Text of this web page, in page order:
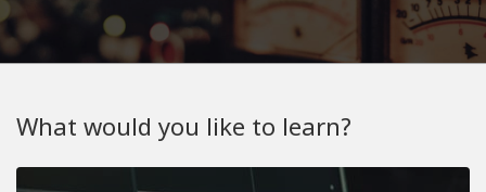
What would you like to learn?